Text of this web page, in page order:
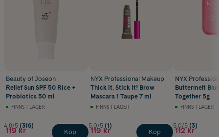
Beauty of Joseon
Relief Sun SPF 50 Rice +
Probiotics 50 ml
FINNS I LAGER
4.8/5 (316)
119 kr Köp
NYX Professional Makeup
Thick it. Stick it! Brow
Mascara 1 Taupe 7 ml
FINNS I LAGER
5.0/5 (1)
119 kr Köp
NYX
Buttermelt
Together 5g
FINNS I LAGER
5.0/5 (3)
112 kr